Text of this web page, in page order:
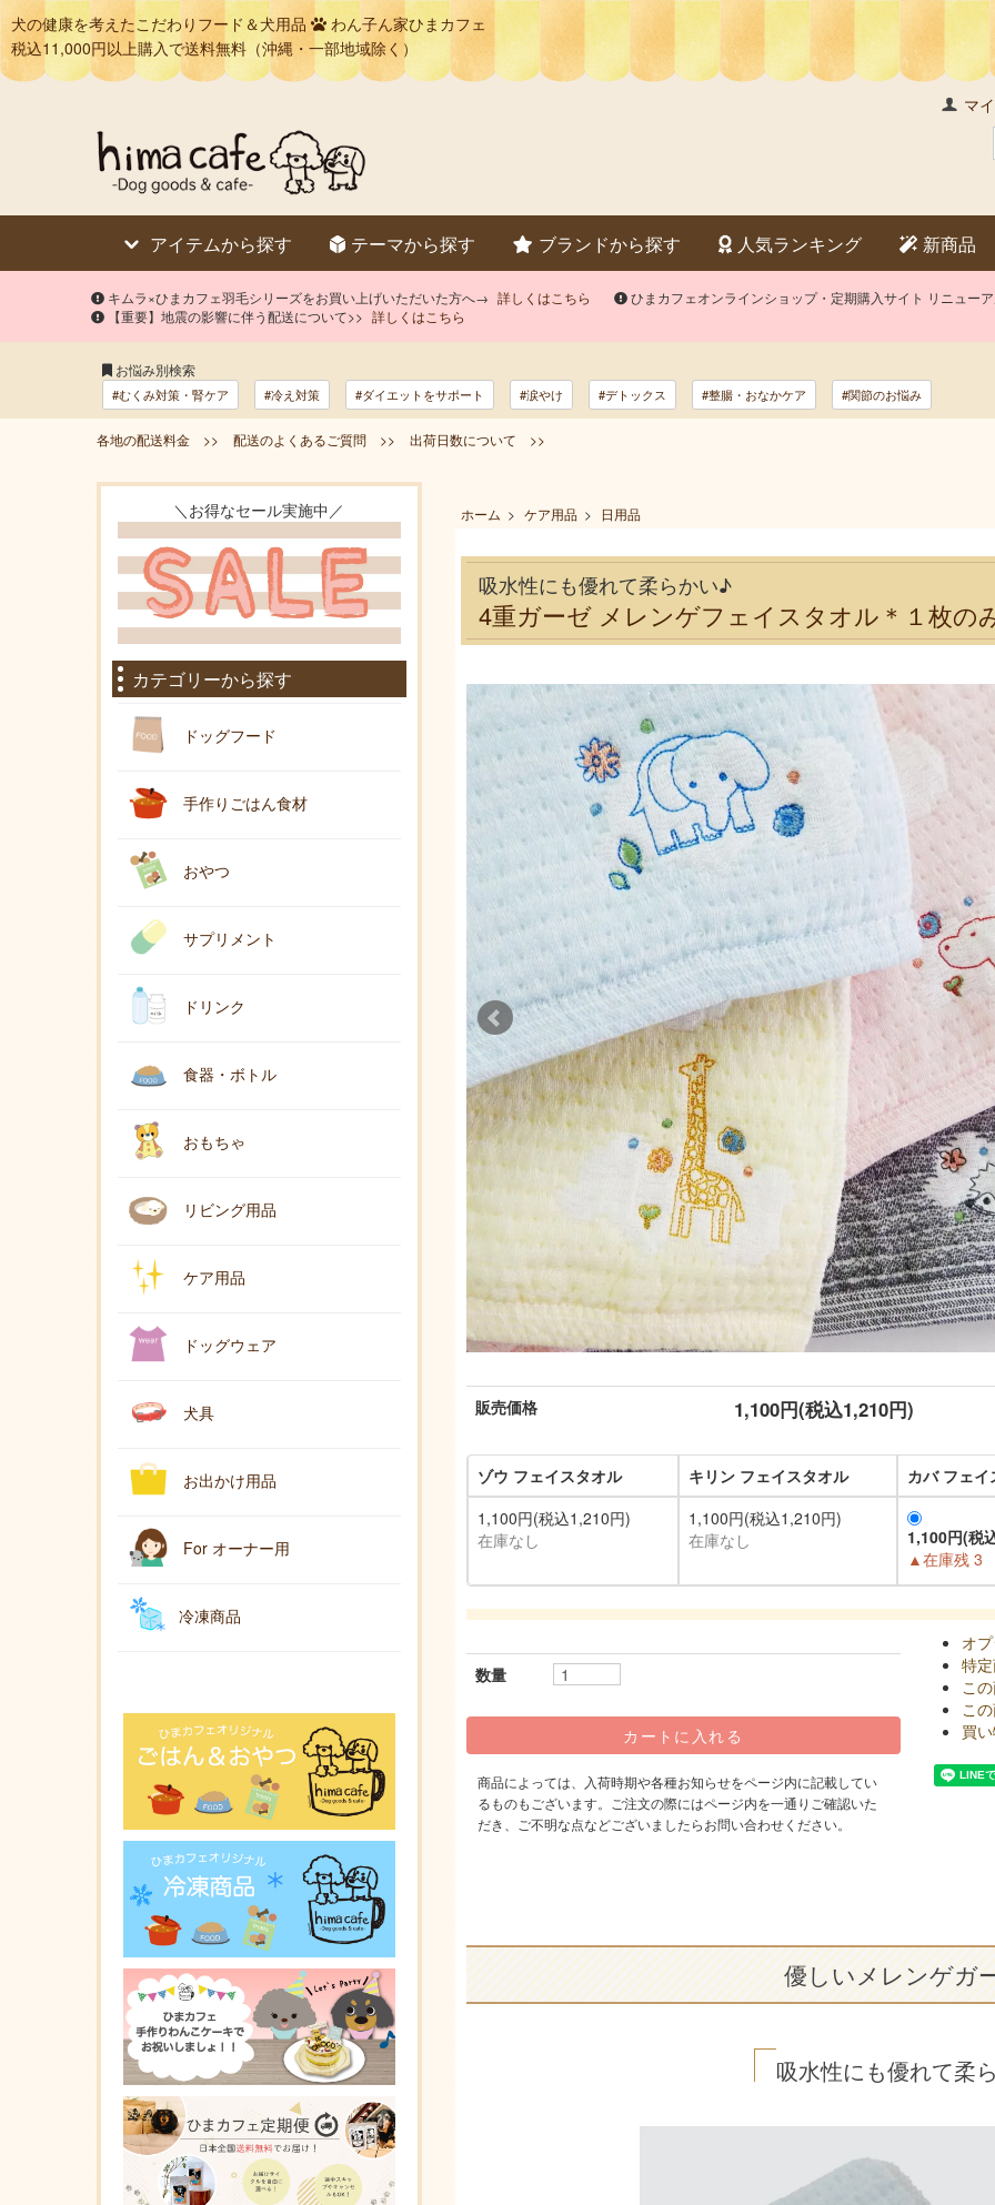
犬の健康を考えたこだわりフード＆犬用品
わん子ん家ひまカフェ
税込11,000円以上購入で送料無料（沖縄・一部地域除く）
マ
アイテムから探す テーマから探す ブランドから探す 人気ランキング 新商品
キムラ×ひまカフェ羽毛シリーズをお買い上げいただいた方へ→ 詳しくはこちら
ひまカフェオンラインショップ・定期購入サイト リニュー
【重要】地震の影響に伴う配送について>> 詳しくはこちら
お悩み別検索
#むくみ対策・腎ケア #冷え対策 #ダイエットをサポート #涙やけ #デトックス #整腸・おなかケア #関節のお悩み
各地の配送料金 >> 配送のよくあるご質問 >> 出荷日数について >>
ホーム > ケア用品 > 日用品
吸水性にも優れて柔らかい♪
4重ガーゼ メレンゲフェイスタオル＊１枚の
販売価格 1,100円(税込1,210円)
ゾウ フェイスタオル キリン フェイスタオル
カバ フェイ
1,100円(税込1,210円)
在庫なし
1,100円(税込1,210円)
在庫なし
1,100円(税
▲在庫残 3
数量
商品によっては、入荷時期や各種お知らせをページ内に記載してい
るものもございます。ご注文の際にはページ内を一通りご確認いた
だき、ご不明な点などございましたらお問い合わせください。
オ
特
こ
こ
買
優しいメレンゲガ
吸水性にも優れて柔
＼お得なセール実施中／
カテゴリーから探す
ドッグフード
手作りごはん食材
おやつ
サプリメント
ドリンク
食器・ボトル
おもちゃ
リビング用品
ケア用品
ドッグウェア
犬具
お出かけ用品
For オーナー用
冷凍商品